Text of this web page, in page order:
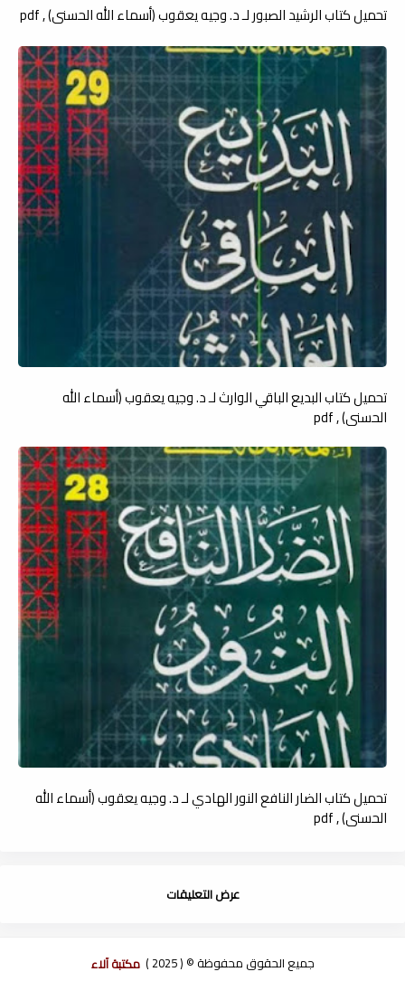
تحميل كتاب الرشيد الصبور لـ د. وجيه يعقوب (أسماء الله الحسنى) , pdf
تحميل كتاب البديع الباقي الوارث لـ د. وجيه يعقوب (أسماء الله
الحسنى) , pdf
تحميل كتاب الضار النافع النور الهادي لـ د. وجيه يعقوب (أسماء الله
الحسنى) , pdf
عرض التعليقات
جميع الحقوق محفوظة © ( 2025 ) مكتبة آلاء